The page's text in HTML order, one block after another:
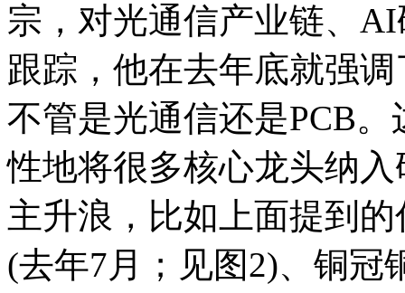
宗，对光通信产业链、
跟踪，他在去年底就强
不管是光通信还是PCB
性地将很多核心龙头纳
主升浪，比如上面提到
(去年7月；见图2)、铜冠